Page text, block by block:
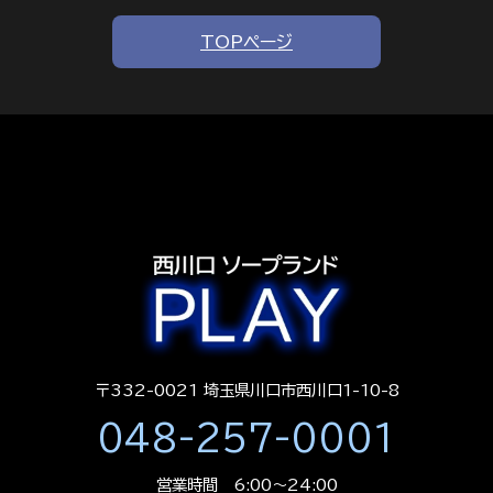
TOPページ
〒332-0021 埼玉県川口市西川口1-10-8
048-257-0001
営業時間 6:00～24:00